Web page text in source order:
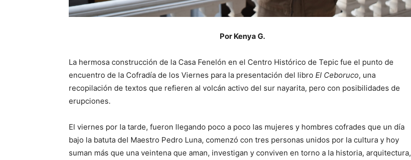
Por Kenya G.
La hermosa construcción de la Casa Fenelón en el Centro Histórico de Tepic fue el punto de
encuentro de la Cofradía de los Viernes para la presentación del libro El Ceboruco, una
recopilación de textos que refieren al volcán activo del sur nayarita, pero con posibilidades de
erupciones.
El viernes por la tarde, fueron llegando poco a poco las mujeres y hombres cofrades que un día
bajo la batuta del Maestro Pedro Luna, comenzó con tres personas unidos por la cultura y hoy
suman más que una veintena que aman, investigan y conviven en torno a la historia, arquitectura,